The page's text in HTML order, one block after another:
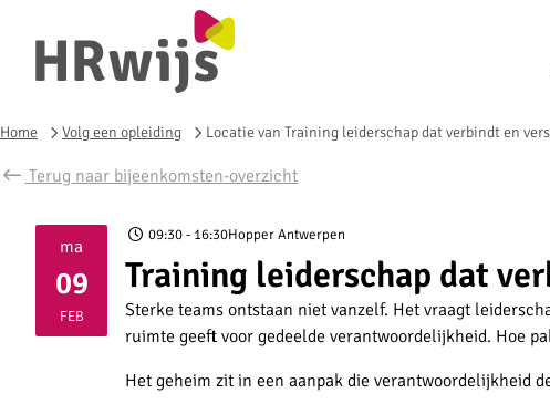
Home Volg een opleiding Locatie van Training leiderschap dat verbindt en
Terug naar bijeenkomsten-overzicht
ma
09
FEB
2026
09:30- 16:30Hopper Antwerpen
Training leiderschap dat
Sterke teams ontstaan niet vanzelf. Het vraagt
ruimte geeft voor gedeelde verantwoordelijkheid. Hoe
Het geheim zit in een aanpak die verantwoordelijkheid